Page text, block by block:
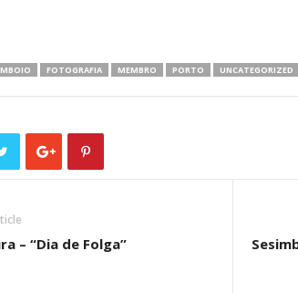
FOTOGRAFIA MEMBRO PORTO UNCATEGORIZED
– “Dia de Folga”